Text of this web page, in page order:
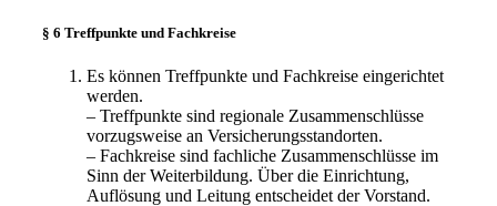
§ 6 Treffpunkte und Fachkreise
Es können Treffpunkte und Fachkreise eingerichtet
werden.
– Treffpunkte sind regionale Zusammenschlüsse
vorzugsweise an Versicherungsstandorten.
– Fachkreise sind fachliche Zusammenschlüsse im
Sinn der Weiterbildung. Über die Einrichtung,
Auflösung und Leitung entscheidet der Vorstand.